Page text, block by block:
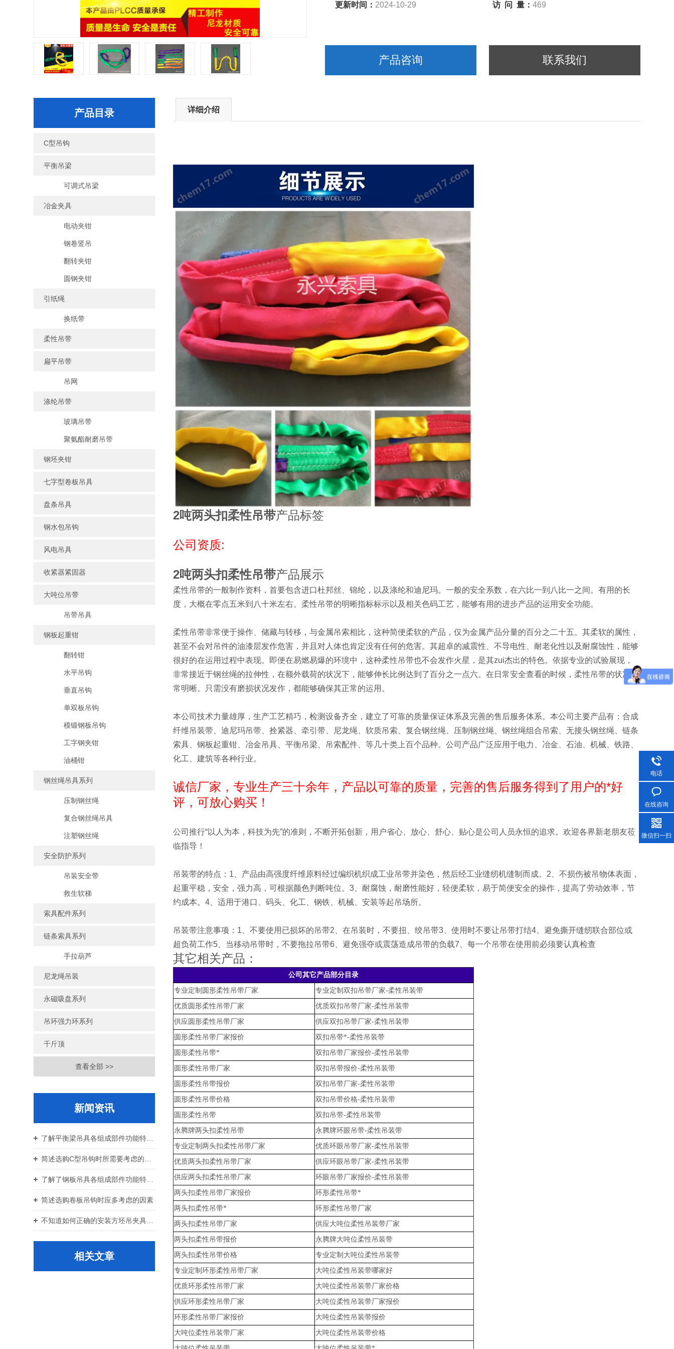
更新时间： 2024-10-29 访 问 量：469
产品咨询 联系我们
产品目录
C型吊钩
平衡吊梁
可调式吊梁
冶金夹具
电动夹钳
钢卷竖吊
翻转夹钳
圆钢夹钳
引纸绳
换纸带
柔性吊带
扁平吊带
吊网
涤纶吊带
玻璃吊带
聚氨酯耐磨吊带
钢坯夹钳
七字型卷板吊具
盘条吊具
钢水包吊钩
风电吊具
收紧器紧固器
大吨位吊带
吊带吊具
钢板起重钳
翻转钳
水平吊钩
垂直吊钩
单双板吊钩
模锻钢板吊钩
工字钢夹钳
油桶钳
钢丝绳吊具系列
压制钢丝绳
复合钢丝绳吊具
注塑钢丝绳
安全防护系列
吊装安全带
救生软梯
索具配件系列
链条索具系列
手拉葫芦
尼龙绳吊装
永磁吸盘系列
吊环强力环系列
千斤顶
查看全部 >>
新闻资讯
简述选购卷板吊钩时应多考虑的因素
相关文章
详细介绍
2吨两头扣柔性吊带产品标签
公司资质:
2吨两头扣柔性吊带产品展示
柔性吊带的一般制作资料，首要包含进口杜邦丝、锦纶，以及涤纶和迪尼玛。一般的安全系数，在六比一到八比一之间。有用的长
度，大概在零点五米到八十米左右。柔性吊带的明晰指标标示以及相关色码工艺，能够有用的进步产品的运用安全功能。
柔性吊带非常便于操作、储藏与转移，与金属吊索相比，这种简便柔软的产品，仅为金属产品分量的百分之二十五。其柔软的属性，
甚至不会对吊件的油漆层发作危害，并且对人体也肯定没有任何的危害。其超卓的减震性、不导电性、耐老化性以及耐腐蚀性，能够
很好的在运用过程中表现。即便在易燃易爆的环境中，这种柔性吊带也不会发作火星，是其zui杰出的特色。依据专业的试验展现，
非常接近于钢丝绳的拉伸性，在额外载荷的状况下，能够伸长比例达到了百分之一点六。在日常安全查看的时候，柔性吊带的状况非
常明晰。只需没有磨损状况发作，都能够确保其正常的运用。
本公司技术力量雄厚，生产工艺精巧，检测设备齐全，建立了可靠的质量保证体系及完善的售后服务体系。本公司主要产品有：合成
纤维吊装带、迪尼玛吊带、拴紧器、牵引带、尼龙绳、软质吊索、复合钢丝绳、压制钢丝绳、钢丝绳组合吊索、无接头钢丝绳、链条
索具、钢板起重钳、冶金吊具、平衡吊梁、吊索配件、等几十类上百个品种。公司产品广泛应用于电力、冶金、石油、机械、铁路、
化工、建筑等各种行业。
诚信厂家，专业生产三十余年，产品以可靠的质量，完善的售后服务得到了用户的*好
评，可放心购买！
公司推行“以人为本，科技为先”的准则，不断开拓创新，用户省心、放心、舒心、贴心是公司人员永恒的追求。欢迎各界新老朋友莅
临指导！
吊装带的特点：1、产品由高强度纤维原料经过编织机织成工业吊带并染色，然后经工业缝纫机缝制而成。2、不损伤被吊物体表面，
起重平稳，安全，强力高，可根据颜色判断吨位。3、耐腐蚀，耐磨性能好，轻便柔软，易于简便安全的操作，提高了劳动效率，节
约成本。4、适用于港口、码头、化工、钢铁、机械、安装等起吊场所。
吊装带注意事项：1、不要使用已损坏的吊带2、在吊装时，不要扭、绞吊带3、使用时不要让吊带打结4、避免撕开缝纫联合部位或
超负荷工作5、当移动吊带时，不要拖拉吊带6、避免强夺或震荡造成吊带的负载7、每一个吊带在使用前必须要认真检查
其它相关产品：
公司其它产品部分目录
专业定制圆形柔性吊带厂家 专业定制双扣吊带厂家-柔性吊装带
优质圆形柔性吊带厂家 优质双扣吊带厂家-柔性吊装带
供应圆形柔性吊带厂家 供应双扣吊带厂家-柔性吊装带
圆形柔性吊带厂家报价 双扣吊带*-柔性吊装带
圆形柔性吊带* 双扣吊带厂家报价-柔性吊装带
圆形柔性吊带厂家 双扣吊带报价-柔性吊装带
圆形柔性吊带报价 双扣吊带厂家-柔性吊装带
圆形柔性吊带价格 双扣吊带价格-柔性吊装带
圆形柔性吊带 双扣吊带-柔性吊装带
永腾牌两头扣柔性吊带 永腾牌环眼吊带-柔性吊装带
专业定制两头扣柔性吊带厂家 优质环眼吊带厂家-柔性吊装带
优质两头扣柔性吊带厂家 供应环眼吊带厂家-柔性吊装带
供应两头扣柔性吊带厂家 环眼吊带厂家报价-柔性吊装带
两头扣柔性吊带厂家报价 环形柔性吊带*
两头扣柔性吊带* 环形柔性吊带厂家
两头扣柔性吊带厂家 供应大吨位柔性吊装带厂家
两头扣柔性吊带报价 永腾牌大吨位柔性吊装带
两头扣柔性吊带价格 专业定制大吨位柔性吊装带
专业定制环形柔性吊带厂家 大吨位柔性吊装带哪家好
优质环形柔性吊带厂家 大吨位柔性吊装带厂家价格
供应环形柔性吊带厂家 大吨位柔性吊装带厂家报价
环形柔性吊带厂家报价 大吨位柔性吊装带报价
大吨位柔性吊装带厂家 大吨位柔性吊装带价格
电话
在线咨询
微信扫一扫